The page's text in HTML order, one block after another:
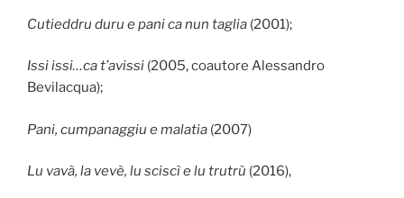
Cutieddru duru e pani ca nun taglia (2001);
Issi issi…ca t’avissi (2005, coautore Alessandro
Bevilacqua);
Pani, cumpanaggiu e malatia (2007)
Lu vavà, la vevè, lu sciscì e lu trutrù (2016),